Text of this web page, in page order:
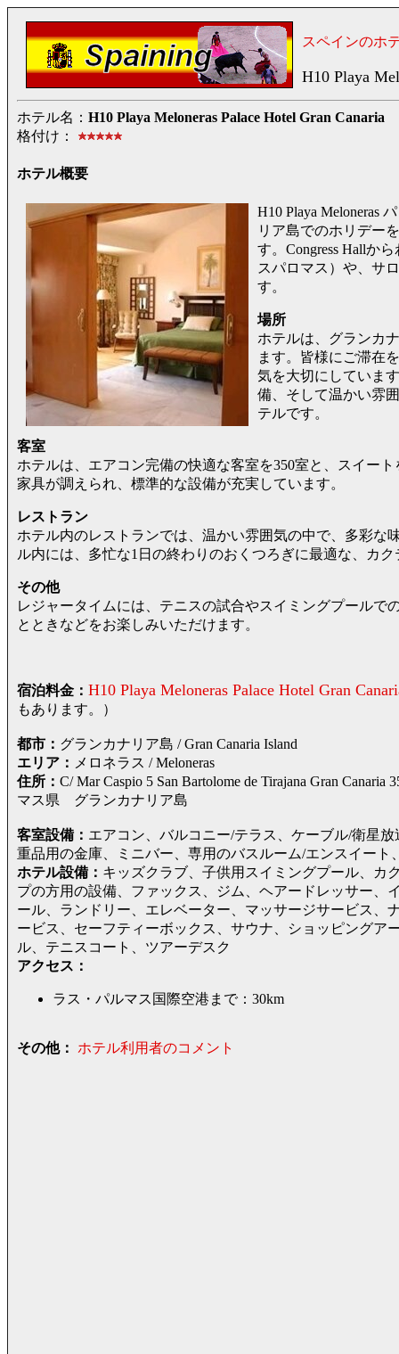
スペインのホ
H10 Playa
ホテル名： H10 Playa Meloneras Palace Hotel Gran Canaria
格付け：
ホテル概要
H10 Playa Meloneras
リア島でのホリデー
す。Congress Hallか
スパロマス）や、サ
す。
場所
ホテルは、グランカ
ます。皆様にご滞在
気を大切にしていま
備、そして温かい雰
テルです。
客室
ホテルは、エアコン完備の快適な客室を350室と、スイー
家具が調えられ、標準的な設備が充実しています。
レストラン
ホテル内のレストランでは、温かい雰囲気の中で、多彩な
ル内には、多忙な1日の終わりのおくつろぎに最適な、カ
その他
レジャータイムには、テニスの試合やスイミングプールで
とときなどをお楽しみいただけます。
宿泊料金： H10 Playa Meloneras Palace Hotel Gran
もあります。）
都市： グランカナリア島 / Gran Canaria Island
エリア： メロネラス / Meloneras
住所： C/ Mar Caspio 5 San Bartolome de Tirajana Gran
マス県 グランカナリア島
客室設備： エアコン、バルコニー/テラス、ケーブル/衛星
重品用の金庫、ミニバー、専用のバスルーム/エンスイート
ホテル設備： キッズクラブ、子供用スイミングプール、カ
プの方用の設備、ファックス、ジム、ヘアードレッサー、
ール、ランドリー、エレベーター、マッサージサービス、
ービス、セーフティーボックス、サウナ、ショッピングア
ル、テニスコート、ツアーデスク
アクセス：
ラス・パルマス国際空港まで：30km
その他： ホテル利用者のコメント